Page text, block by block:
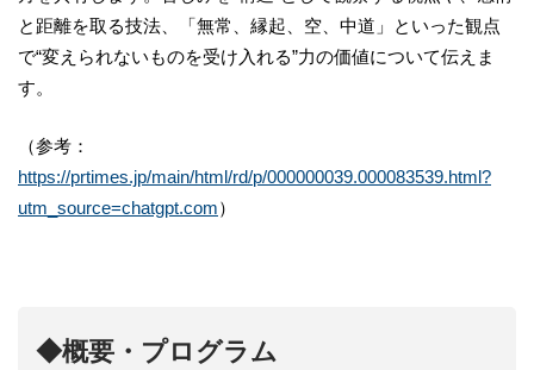
と距離を取る技法、「無常、縁起、空、中道」といった観点
で“変えられないものを受け入れる”力の価値について伝えま
す。
（参考：
https://prtimes.jp/main/html/rd/p/000000039.000083539.html?
utm_source=chatgpt.com）
◆概要・プログラム